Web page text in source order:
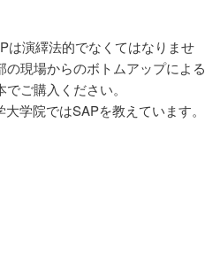
演繹法的でなくてはなりませ
現場からのボトムアップによる
ご購入ください。
学院ではSAPを教えています。